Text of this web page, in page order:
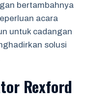
bertambahnya
acara
untuk cadangan
solusi
Rexford